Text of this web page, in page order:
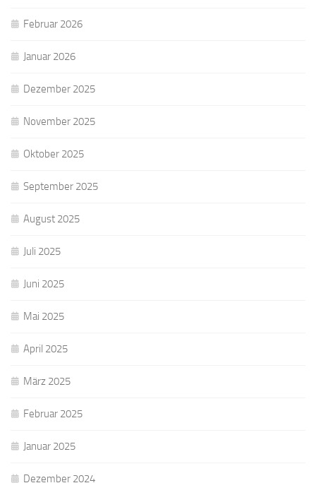
Februar 2026
Januar 2026
Dezember 2025
November 2025
Oktober 2025
September 2025
August 2025
Juli 2025
Juni 2025
Mai 2025
April 2025
März 2025
Februar 2025
Januar 2025
Dezember 2024